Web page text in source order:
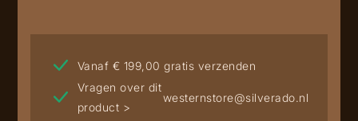
Vanaf € 199,00 gratis verzenden
Vragen over dit
product >
westernstore@silverado.nl